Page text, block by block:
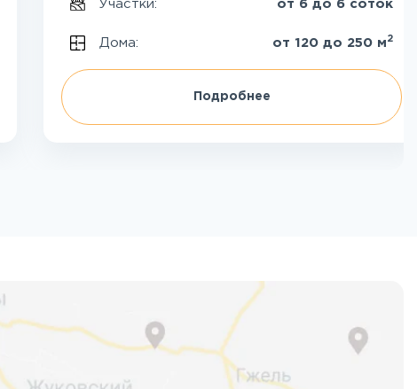
Участки: от 6 до 6 соток
Дома: от 120 до 250 м 2
Подробнее